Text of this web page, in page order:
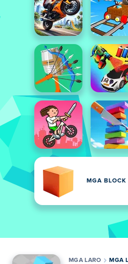
MGA BLOCK
MGA LARO MGA